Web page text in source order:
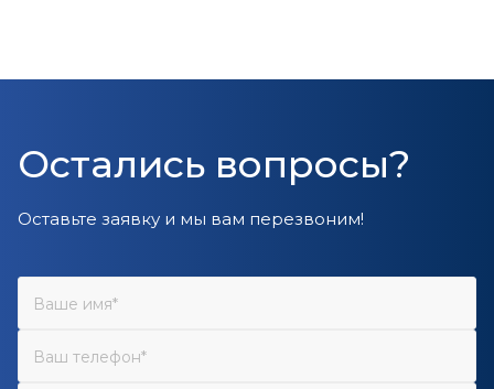
Остались вопросы?
Оставьте заявку и мы вам перезвоним!